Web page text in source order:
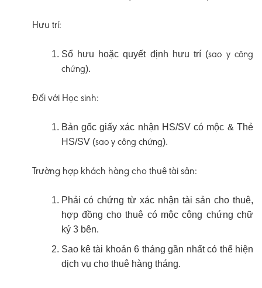
Hưu trí:
Sổ hưu hoặc quyết định hưu trí (sao y công
chứng).
Đối với Học sinh:
Bản gốc giấy xác nhận HS/SV có mộc & Thẻ
HS/SV (sao y công chứng).
Trường hợp khách hàng cho thuê tài sản:
Phải có chứng từ xác nhận tài sản cho thuê,
hợp đồng cho thuê có mộc công chứng chữ
ký 3 bên.
Sao kê tài khoản 6 tháng gần nhất có thể hiện
dịch vụ cho thuê hàng tháng.